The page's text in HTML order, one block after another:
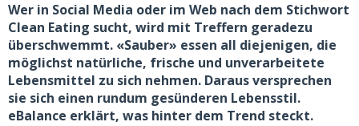
Wer in Social Media oder im Web nach dem Stichwort
Clean Eating sucht, wird mit Treffern geradezu
überschwemmt. «Sauber» essen all diejenigen, die
möglichst natürliche, frische und unverarbeitete
Lebensmittel zu sich nehmen. Daraus versprechen
sie sich einen rundum gesünderen Lebensstil.
eBalance erklärt, was hinter dem Trend steckt.